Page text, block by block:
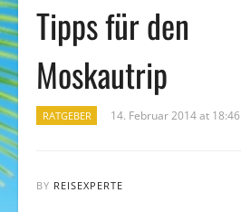
Tipps für den
Moskautrip
RATGEBER 14. Februar 2014 at 18:46
BY REISEXPERTE